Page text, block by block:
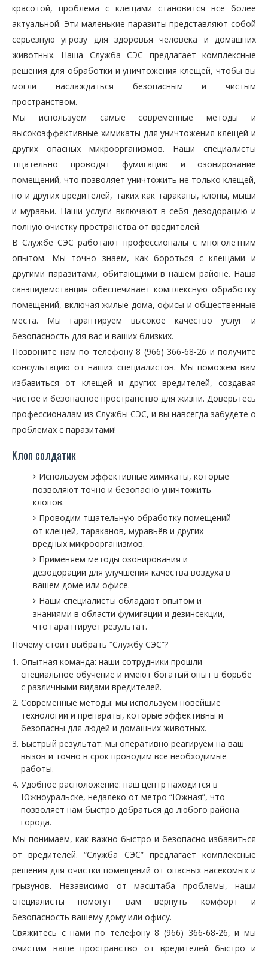
красотой, проблема с клещами становится все более
актуальной. Эти маленькие паразиты представляют собой
серьезную угрозу для здоровья человека и домашних
животных. Наша Служба СЭС предлагает комплексные
решения для обработки и уничтожения клещей, чтобы вы
могли наслаждаться безопасным и чистым
пространством.
Мы используем самые современные методы и
высокоэффективные химикаты для уничтожения клещей и
других опасных микроорганизмов. Наши специалисты
тщательно проводят фумигацию и озонирование
помещений, что позволяет уничтожить не только клещей,
но и других вредителей, таких как тараканы, клопы, мыши
и муравьи. Наши услуги включают в себя дезодорацию и
полную очистку пространства от вредителей.
В Службе СЭС работают профессионалы с многолетним
опытом. Мы точно знаем, как бороться с клещами и
другими паразитами, обитающими в нашем районе. Наша
санэпидемстанция обеспечивает комплексную обработку
помещений, включая жилые дома, офисы и общественные
места. Мы гарантируем высокое качество услуг и
безопасность для вас и ваших близких.
Позвоните нам по телефону 8 (966) 366-68-26 и получите
консультацию от наших специалистов. Мы поможем вам
избавиться от клещей и других вредителей, создавая
чистое и безопасное пространство для жизни. Доверьтесь
профессионалам из Службы СЭС, и вы навсегда забудете о
проблемах с паразитами!
Клоп солдатик
Используем эффективные химикаты, которые
позволяют точно и безопасно уничтожить
клопов.
Проводим тщательную обработку помещений
от клещей, тараканов, муравьёв и других
вредных микроорганизмов.
Применяем методы озонирования и
дезодорации для улучшения качества воздуха в
вашем доме или офисе.
Наши специалисты обладают опытом и
знаниями в области фумигации и дезинсекции,
что гарантирует результат.
Почему стоит выбрать “Службу СЭС”?
Опытная команда: наши сотрудники прошли
специальное обучение и имеют богатый опыт в борьбе
с различными видами вредителей.
Современные методы: мы используем новейшие
технологии и препараты, которые эффективны и
безопасны для людей и домашних животных.
Быстрый результат: мы оперативно реагируем на ваш
вызов и точно в срок проводим все необходимые
работы.
Удобное расположение: наш центр находится в
Южноуральске, недалеко от метро “Южная”, что
позволяет нам быстро добраться до любого района
города.
Мы понимаем, как важно быстро и безопасно избавиться
от вредителей. “Служба СЭС” предлагает комплексные
решения для очистки помещений от опасных насекомых и
грызунов. Независимо от масштаба проблемы, наши
специалисты помогут вам вернуть комфорт и
безопасность вашему дому или офису.
Свяжитесь с нами по телефону 8 (966) 366-68-26, и мы
очистим ваше пространство от вредителей быстро и